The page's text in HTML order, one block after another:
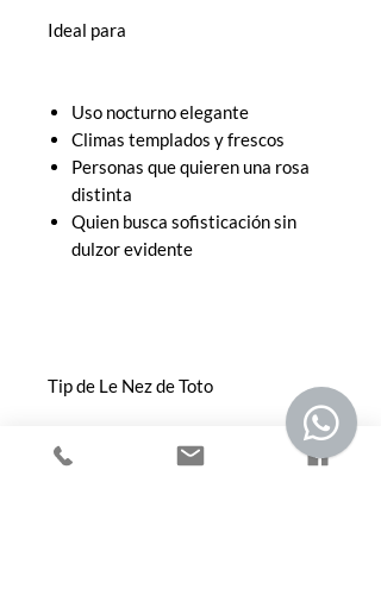
Ideal para
Uso nocturno elegante
Climas templados y frescos
Personas que quieren una rosa
distinta
Quien busca sofisticación sin
dulzor evidente
Tip de Le Nez de Toto
Si crees que no te gustan los